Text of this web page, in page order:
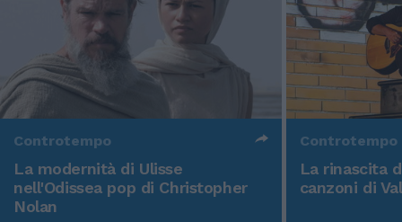
Controtempo
La modernità di Ulisse
nell'Odissea pop di Christopher
Nolan
Controtempo
La rinascita
canzoni di